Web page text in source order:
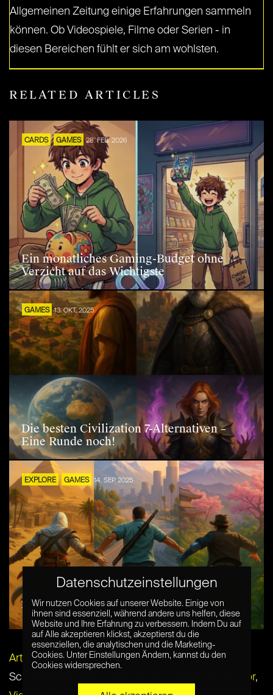
Allgemeinen Zeitung einige Erfahrungen sammeln
können. Ob Videospiele, Filme oder Serien - in
diesen Bereichen fühlt er sich am wohlsten.
RELATED ARTICLES
CARDS GAMES 28. FEB. 2026
Ein monatliches Gaming-Budget ohne
Verzicht auf das Wichtigste
GAMES 13. OKT. 2025
Die besten Civilization 7-Alternativen –
Eine Runde noch!
EXPLORE GAMES 14. SEP. 2025
5 echte Abenteuer inspiriert von
Videospielen
Artikel per E-Mail verschicken
Schlagwörter:
Horror,
Datenschutzeinstellungen
Wir nutzen Cookies auf unserer Website. Einige von
ihnen sind essenziell, während andere uns helfen, diese
Website und Ihre Erfahrung zu verbessern. Indem Du auf
auf Alle akzeptieren klickst, akzeptierst du die
essenziellen, die analytischen und die Marketing-
Cookies. Unter Einstellungen Ändern, kannst du den
Cookies widersprechen.